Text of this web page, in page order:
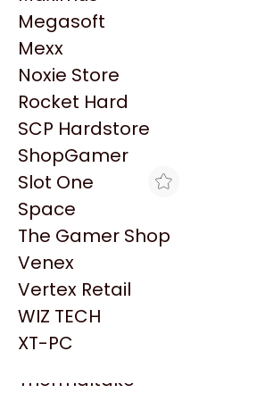
NZXT
PNY
Palit
Philips
PowerColor
Razer
Redragon
Samsung
Sandisk
Sapphire
Seagate
Sentey
Solarmax
Thermaltake
Megasoft
Mexx
Noxie Store
Rocket Hard
SCP Hardstore
ShopGamer
Slot One
Space
The Gamer Shop
Venex
Vertex Retail
WIZ TECH
XT-PC
Productos
Similares
Explorá más productos similares
SILLA GAMER XPG NEXUS
NEGRO CON ROJO
$373.285